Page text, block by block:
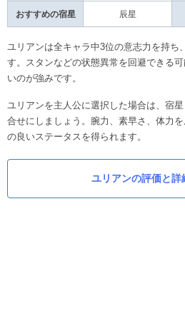
おすすめの宿星 辰星
ユリアンは全キャラ中3位の意志力を持ち
す。スタンなどの状態異常を回避できる
いのが強みです。
ユリアンを主人公に選択した場合は、宿
合せにしましょう。腕力、素早さ、体力
の良いステータスを得られます。
ユリアンの評価と詳